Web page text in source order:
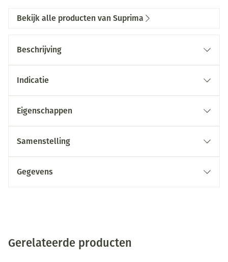
Bekijk alle producten van Suprima
Beschrijving
Indicatie
Eigenschappen
Samenstelling
Gegevens
Gerelateerde producten